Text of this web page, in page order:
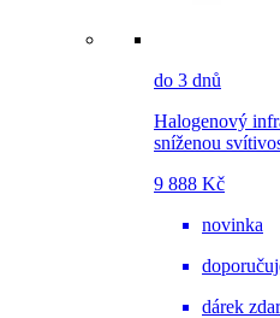
do 3 dnů
Halogenový
sníženou
9 888 Kč
novinka
dárek